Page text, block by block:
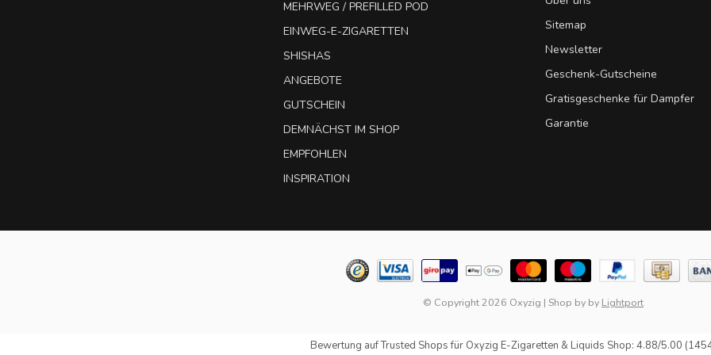
MEHRWEG / PREFILLED POD
EINWEG-E-ZIGARETTEN
SHISHAS
ANGEBOTE
GUTSCHEIN
DEMNÄCHST IM SHOP
EMPFOHLEN
INSPIRATION
Sitemap
Newsletter
Geschenk-Gutscheine
Gratisgeschenke für Dampfer
Garantie
© Copyright 2026 Oxyzig | Shop by by Lightport
Bewertung aufTrusted Shopsfür Oxyzig E-Zigaretten & Liquids Shop: 4.88/5.00